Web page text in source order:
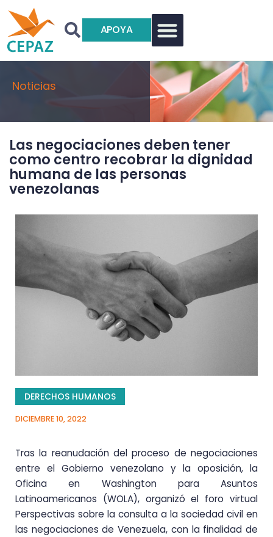
APOYA
Noticias
Las negociaciones deben tener
como centro recobrar la dignidad
humana de las personas
venezolanas
DERECHOS HUMANOS
DICIEMBRE 10, 2022
Tras la reanudación del proceso de negociaciones
entre el Gobierno venezolano y la oposición, la
Oficina en Washington para Asuntos
Latinoamericanos (WOLA), organizó el foro virtual
Perspectivas sobre la consulta a la sociedad civil en
las negociaciones de Venezuela, con la finalidad de